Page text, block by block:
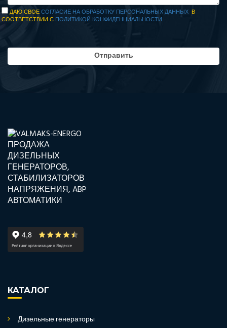
ДАЮ СВОЕСОГЛАСИЕ НА ОБРАБОТКУ ПЕРСОНАЛЬНЫХ ДАННЫХ В
СООТВЕТСТВИИ С ПОЛИТИКОЙ КОНФИДЕНЦИАЛЬНОСТИ
КАТАЛОГ
Дизельные генераторы